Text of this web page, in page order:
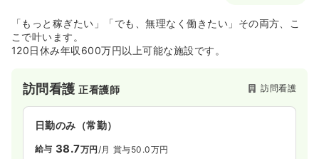
「もっと稼ぎたい」「でも、無理なく働きたい」その両方、こ
こで叶います。
120日休み年収600万円以上可能な施設です。
訪問看護正看護師 訪問看護
日勤のみ（常勤）
給与 38.7万円 /月 賞与50.0万円